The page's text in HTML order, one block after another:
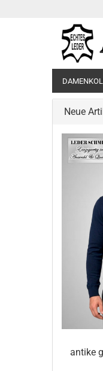
Neue
an­ti­ke